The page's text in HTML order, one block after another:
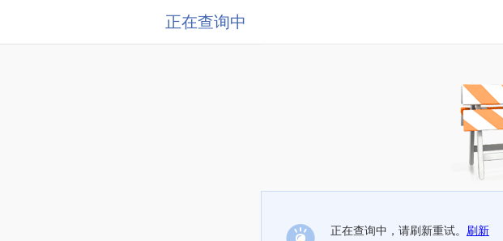
正在查询中
正在查询中，请刷新重试。 刷新